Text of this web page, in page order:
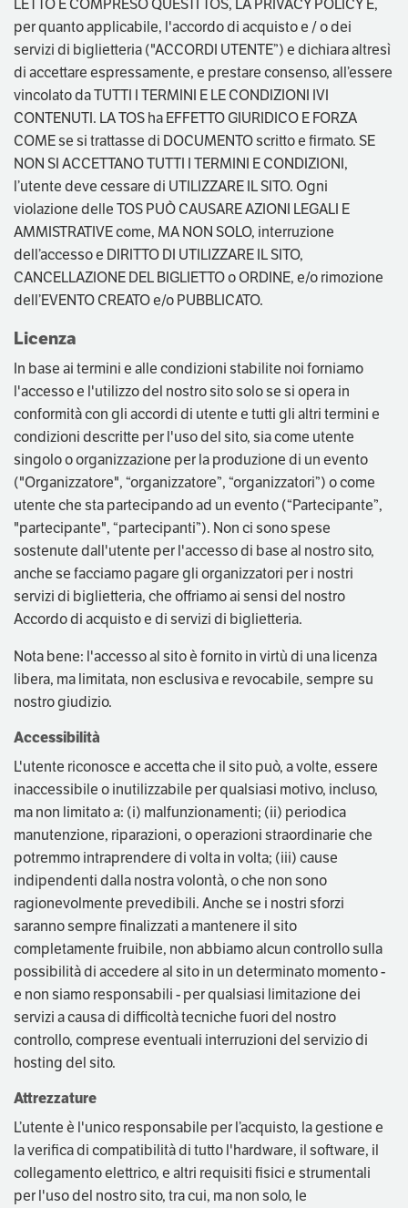
LETTO E COMPRESO QUESTI TOS, LA PRIVACY POLICY E,
per quanto applicabile, l'accordo di acquisto e / o dei
servizi di biglietteria ("ACCORDI UTENTE”) e dichiara altresì
di accettare espressamente, e prestare consenso, all’essere
vincolato da TUTTI I TERMINI E LE CONDIZIONI IVI
CONTENUTI. LA TOS ha EFFETTO GIURIDICO E FORZA
COME se si trattasse di DOCUMENTO scritto e firmato. SE
NON SI ACCETTANO TUTTI I TERMINI E CONDIZIONI,
l’utente deve cessare di UTILIZZARE IL SITO. Ogni
violazione delle TOS PUÒ CAUSARE AZIONI LEGALI E
AMMISTRATIVE come, MA NON SOLO, interruzione
dell’accesso e DIRITTO DI UTILIZZARE IL SITO,
CANCELLAZIONE DEL BIGLIETTO o ORDINE, e/o rimozione
dell’EVENTO CREATO e/o PUBBLICATO.
Licenza
In base ai termini e alle condizioni stabilite noi forniamo
l'accesso e l'utilizzo del nostro sito solo se si opera in
conformità con gli accordi di utente e tutti gli altri termini e
condizioni descritte per l'uso del sito, sia come utente
singolo o organizzazione per la produzione di un evento
("Organizzatore", “organizzatore”, “organizzatori”) o come
utente che sta partecipando ad un evento (“Partecipante”,
"partecipante", “partecipanti”). Non ci sono spese
sostenute dall'utente per l'accesso di base al nostro sito,
anche se facciamo pagare gli organizzatori per i nostri
servizi di biglietteria, che offriamo ai sensi del nostro
Accordo di acquisto e di servizi di biglietteria.
Nota bene: l'accesso al sito è fornito in virtù di una licenza
libera, ma limitata, non esclusiva e revocabile, sempre su
nostro giudizio.
Accessibilità
L'utente riconosce e accetta che il sito può, a volte, essere
inaccessibile o inutilizzabile per qualsiasi motivo, incluso,
ma non limitato a: (i) malfunzionamenti; (ii) periodica
manutenzione, riparazioni, o operazioni straordinarie che
potremmo intraprendere di volta in volta; (iii) cause
indipendenti dalla nostra volontà, o che non sono
ragionevolmente prevedibili. Anche se i nostri sforzi
saranno sempre finalizzati a mantenere il sito
completamente fruibile, non abbiamo alcun controllo sulla
possibilità di accedere al sito in un determinato momento -
e non siamo responsabili - per qualsiasi limitazione dei
servizi a causa di difficoltà tecniche fuori del nostro
controllo, comprese eventuali interruzioni del servizio di
hosting del sito.
Attrezzature
L’utente è l'unico responsabile per l’acquisto, la gestione e
la verifica di compatibilità di tutto l'hardware, il software, il
collegamento elettrico, e altri requisiti fisici e strumentali
per l'uso del nostro sito, tra cui, ma non solo, le